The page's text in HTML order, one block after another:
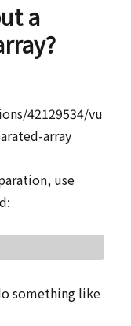
a
42129534/vu
array
use
something like